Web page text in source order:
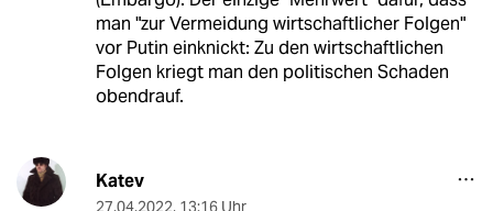
man "zur Vermeidung wirtschaftlicher Folgen"
vor Putin einknickt: Zu den wirtschaftlichen
Folgen kriegt man den politischen Schaden
obendrauf.
Katev
27.04.2022, 13:16 Uhr